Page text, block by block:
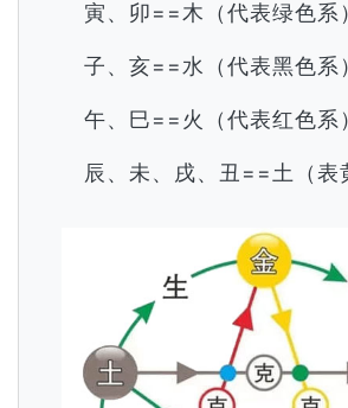
寅、卯==木（代表绿色系
子、亥==水（代表黑色系
午、巳==火（代表红色系
辰、未、戌、丑==土（表